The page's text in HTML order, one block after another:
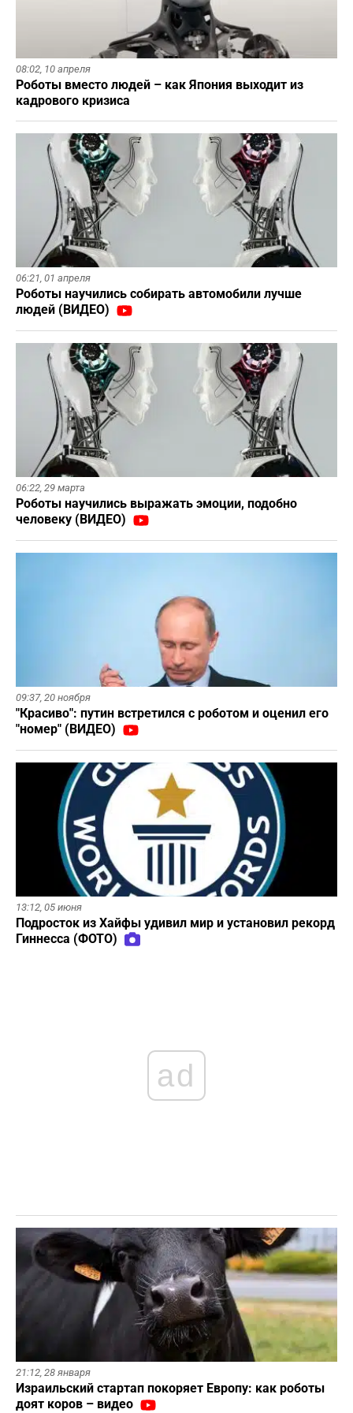
08:02, 10 апреля
Роботы вместо людей – как Япония выходит из
кадрового кризиса
06:21, 01 апреля
Роботы научились собирать автомобили лучше
людей (ВИДЕО)
06:22, 29 марта
Роботы научились выражать эмоции, подобно
человеку (ВИДЕО)
09:37, 20 ноября
"Красиво": путин встретился с роботом и оценил его
"номер" (ВИДЕО)
13:12, 05 июня
Подросток из Хайфы удивил мир и установил рекорд
Гиннесса (ФОТО)
ad
21:12, 28 января
Израильский стартап покоряет Европу: как роботы
доят коров – видео